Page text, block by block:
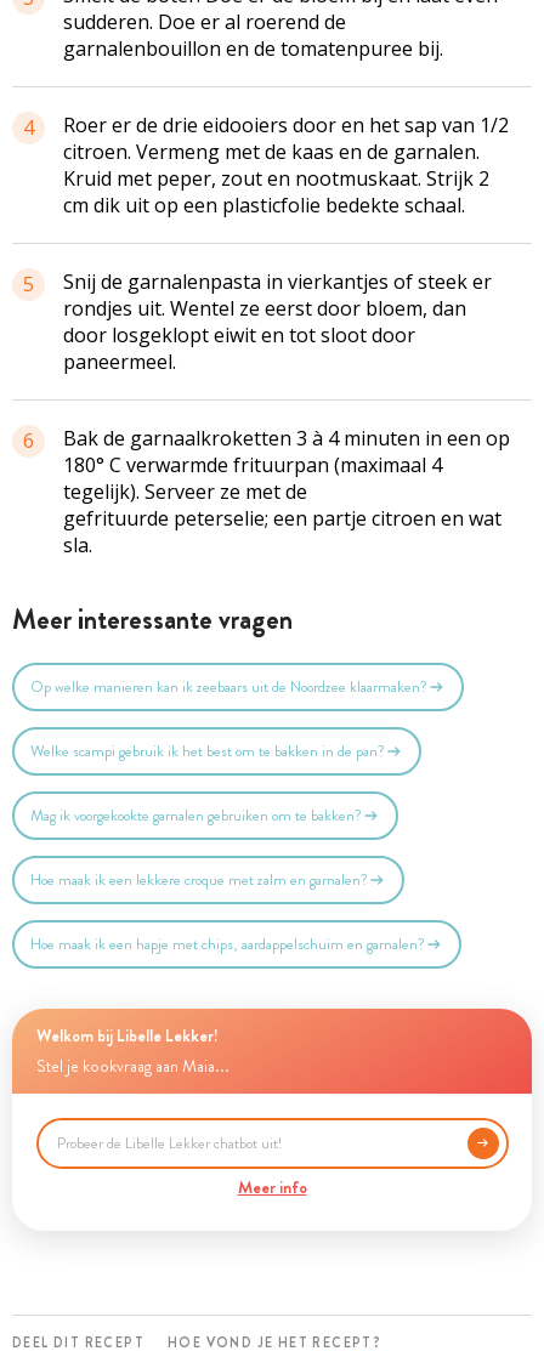
sudderen. Doe er al roerend de
garnalenbouillon en de tomatenpuree bij.
4
Roer er de drie eidooiers door en het sap van 1/2
citroen. Vermeng met de kaas en de garnalen.
Kruid met peper, zout en nootmuskaat. Strijk 2
cm dik uit op een plasticfolie bedekte schaal.
5
Snij de garnalenpasta in vierkantjes of steek er
rondjes uit. Wentel ze eerst door bloem, dan
door losgeklopt eiwit en tot sloot door
paneermeel.
6
Bak de garnaalkroketten 3 à 4 minuten in een op
180° C verwarmde frituurpan (maximaal 4
tegelijk). Serveer ze met de
gefrituurde peterselie; een partje citroen en wat
sla.
Meer interessante vragen
Op welke manieren kan ik zeebaars uit de Noordzee klaarmaken?
Welke scampi gebruik ik het best om te bakken in de pan?
Mag ik voorgekookte garnalen gebruiken om te bakken?
Hoe maak ik een lekkere croque met zalm en garnalen?
Hoe maak ik een hapje met chips, aardappelschuim en garnalen?
Welkom bij Libelle Lekker!
Stel je kookvraag aan Maia...
Meer info
DEEL DIT RECEPT HOE VOND JE HET RECEPT?